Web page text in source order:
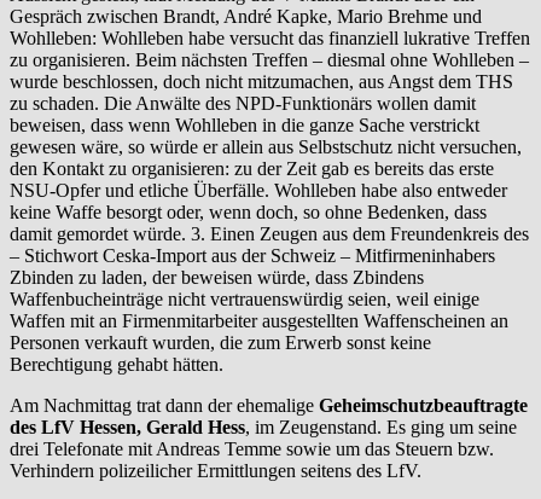
Gespräch zwischen Brandt, André Kapke, Mario Brehme und
Wohlleben: Wohlleben habe versucht das finanziell lukrative Treffen
zu organisieren. Beim nächsten Treffen – diesmal ohne Wohlleben –
wurde beschlossen, doch nicht mitzumachen, aus Angst dem THS
zu schaden. Die Anwälte des NPD-Funktionärs wollen damit
beweisen, dass wenn Wohlleben in die ganze Sache verstrickt
gewesen wäre, so würde er allein aus Selbstschutz nicht versuchen,
den Kontakt zu organisieren: zu der Zeit gab es bereits das erste
NSU-Opfer und etliche Überfälle. Wohlleben habe also entweder
keine Waffe besorgt oder, wenn doch, so ohne Bedenken, dass
damit gemordet würde. 3. Einen Zeugen aus dem Freundenkreis des
– Stichwort Ceska-Import aus der Schweiz – Mitfirmeninhabers
Zbinden zu laden, der beweisen würde, dass Zbindens
Waffenbucheinträge nicht vertrauenswürdig seien, weil einige
Waffen mit an Firmenmitarbeiter ausgestellten Waffenscheinen an
Personen verkauft wurden, die zum Erwerb sonst keine
Berechtigung gehabt hätten.
Am Nachmittag trat dann der ehemalige Geheimschutzbeauftragte
des LfV Hessen, Gerald Hess, im Zeugenstand. Es ging um seine
drei Telefonate mit Andreas Temme sowie um das Steuern bzw.
Verhindern polizeilicher Ermittlungen seitens des LfV.